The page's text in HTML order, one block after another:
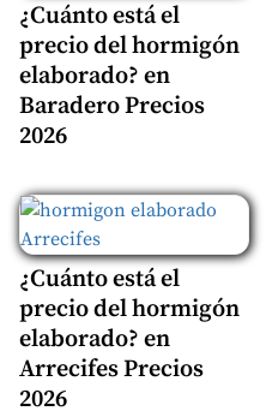
¿Cuánto está el
precio del hormigón
elaborado? en
Baradero Precios
2026
¿Cuánto está el
precio del hormigón
elaborado? en
Arrecifes Precios
2026